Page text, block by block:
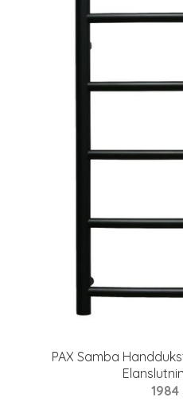
PAX Samba
1984